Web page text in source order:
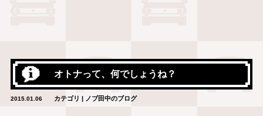
オトナって、何でしょうね？
2015.01.06 カテゴリ | ノブ田中のブログ